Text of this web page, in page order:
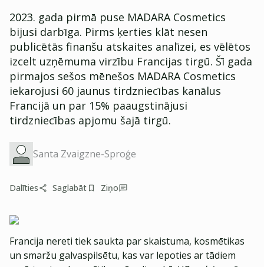
2023. gada pirmā puse MADARA Cosmetics
bijusi darbīga. Pirms ķerties klāt nesen
publicētās finanšu atskaites analīzei, es vēlētos
izcelt uzņēmuma virzību Francijas tirgū. Šī gada
pirmajos sešos mēnešos MADARA Cosmetics
iekarojusi 60 jaunus tirdzniecības kanālus
Francijā un par 15% paaugstinājusi
tirdzniecības apjomu šajā tirgū.
Santa Zvaigzne-Sproģe
Dalīties Saglabāt Ziņo
Francija nereti tiek saukta par skaistuma, kosmētikas
un smaržu galvaspilsētu, kas var lepoties ar tādiem